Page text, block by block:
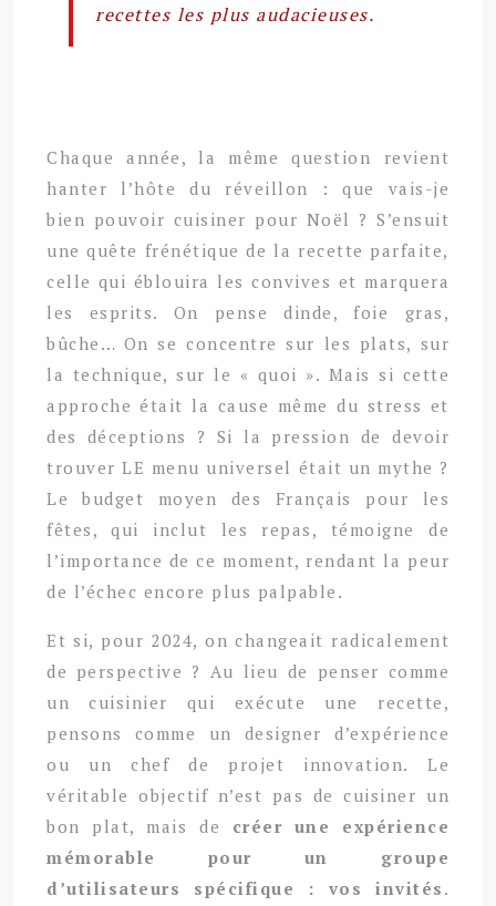
recettes les plus audacieuses.
Chaque année, la même question revient
hanter l’hôte du réveillon : que vais-je
bien pouvoir cuisiner pour Noël ? S’ensuit
une quête frénétique de la recette parfaite,
celle qui éblouira les convives et marquera
les esprits. On pense dinde, foie gras,
bûche… On se concentre sur les plats, sur
la technique, sur le « quoi ». Mais si cette
approche était la cause même du stress et
des déceptions ? Si la pression de devoir
trouver LE menu universel était un mythe ?
Le budget moyen des Français pour les
fêtes, qui inclut les repas, témoigne de
l’importance de ce moment, rendant la peur
de l’échec encore plus palpable.
Et si, pour 2024, on changeait radicalement
de perspective ? Au lieu de penser comme
un cuisinier qui exécute une recette,
pensons comme un designer d’expérience
ou un chef de projet innovation. Le
véritable objectif n’est pas de cuisiner un
bon plat, mais de créer une expérience
mémorable pour un groupe
d’utilisateurs spécifique : vos invités .